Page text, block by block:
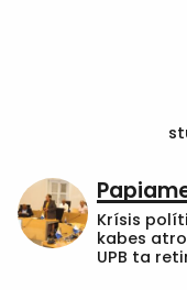
Krísis
kabes
UPB ta